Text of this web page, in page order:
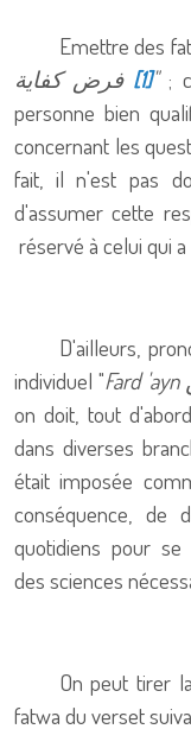
Emettre des
فرض كفاية [1]";
personne bien
concernant les
fait, il n'est pas
d'assumer cette
réservé à celui qui
D'ailleurs,
individuel "Fard 'ayn
on doit, tout
dans diverses
était imposée
conséquence, de
quotidiens pour se
des sciences
On peut tirer
fatwa du verset